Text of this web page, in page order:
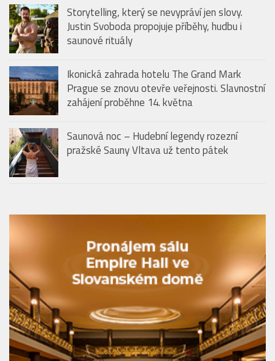
Storytelling, který se nevypráví jen slovy.
Justin Svoboda propojuje příběhy, hudbu i
saunové rituály
Ikonická zahrada hotelu The Grand Mark
Prague se znovu otevře veřejnosti. Slavnostní
zahájení proběhne 14. května
Saunová noc – Hudební legendy rozezní
pražské Sauny Vltava už tento pátek